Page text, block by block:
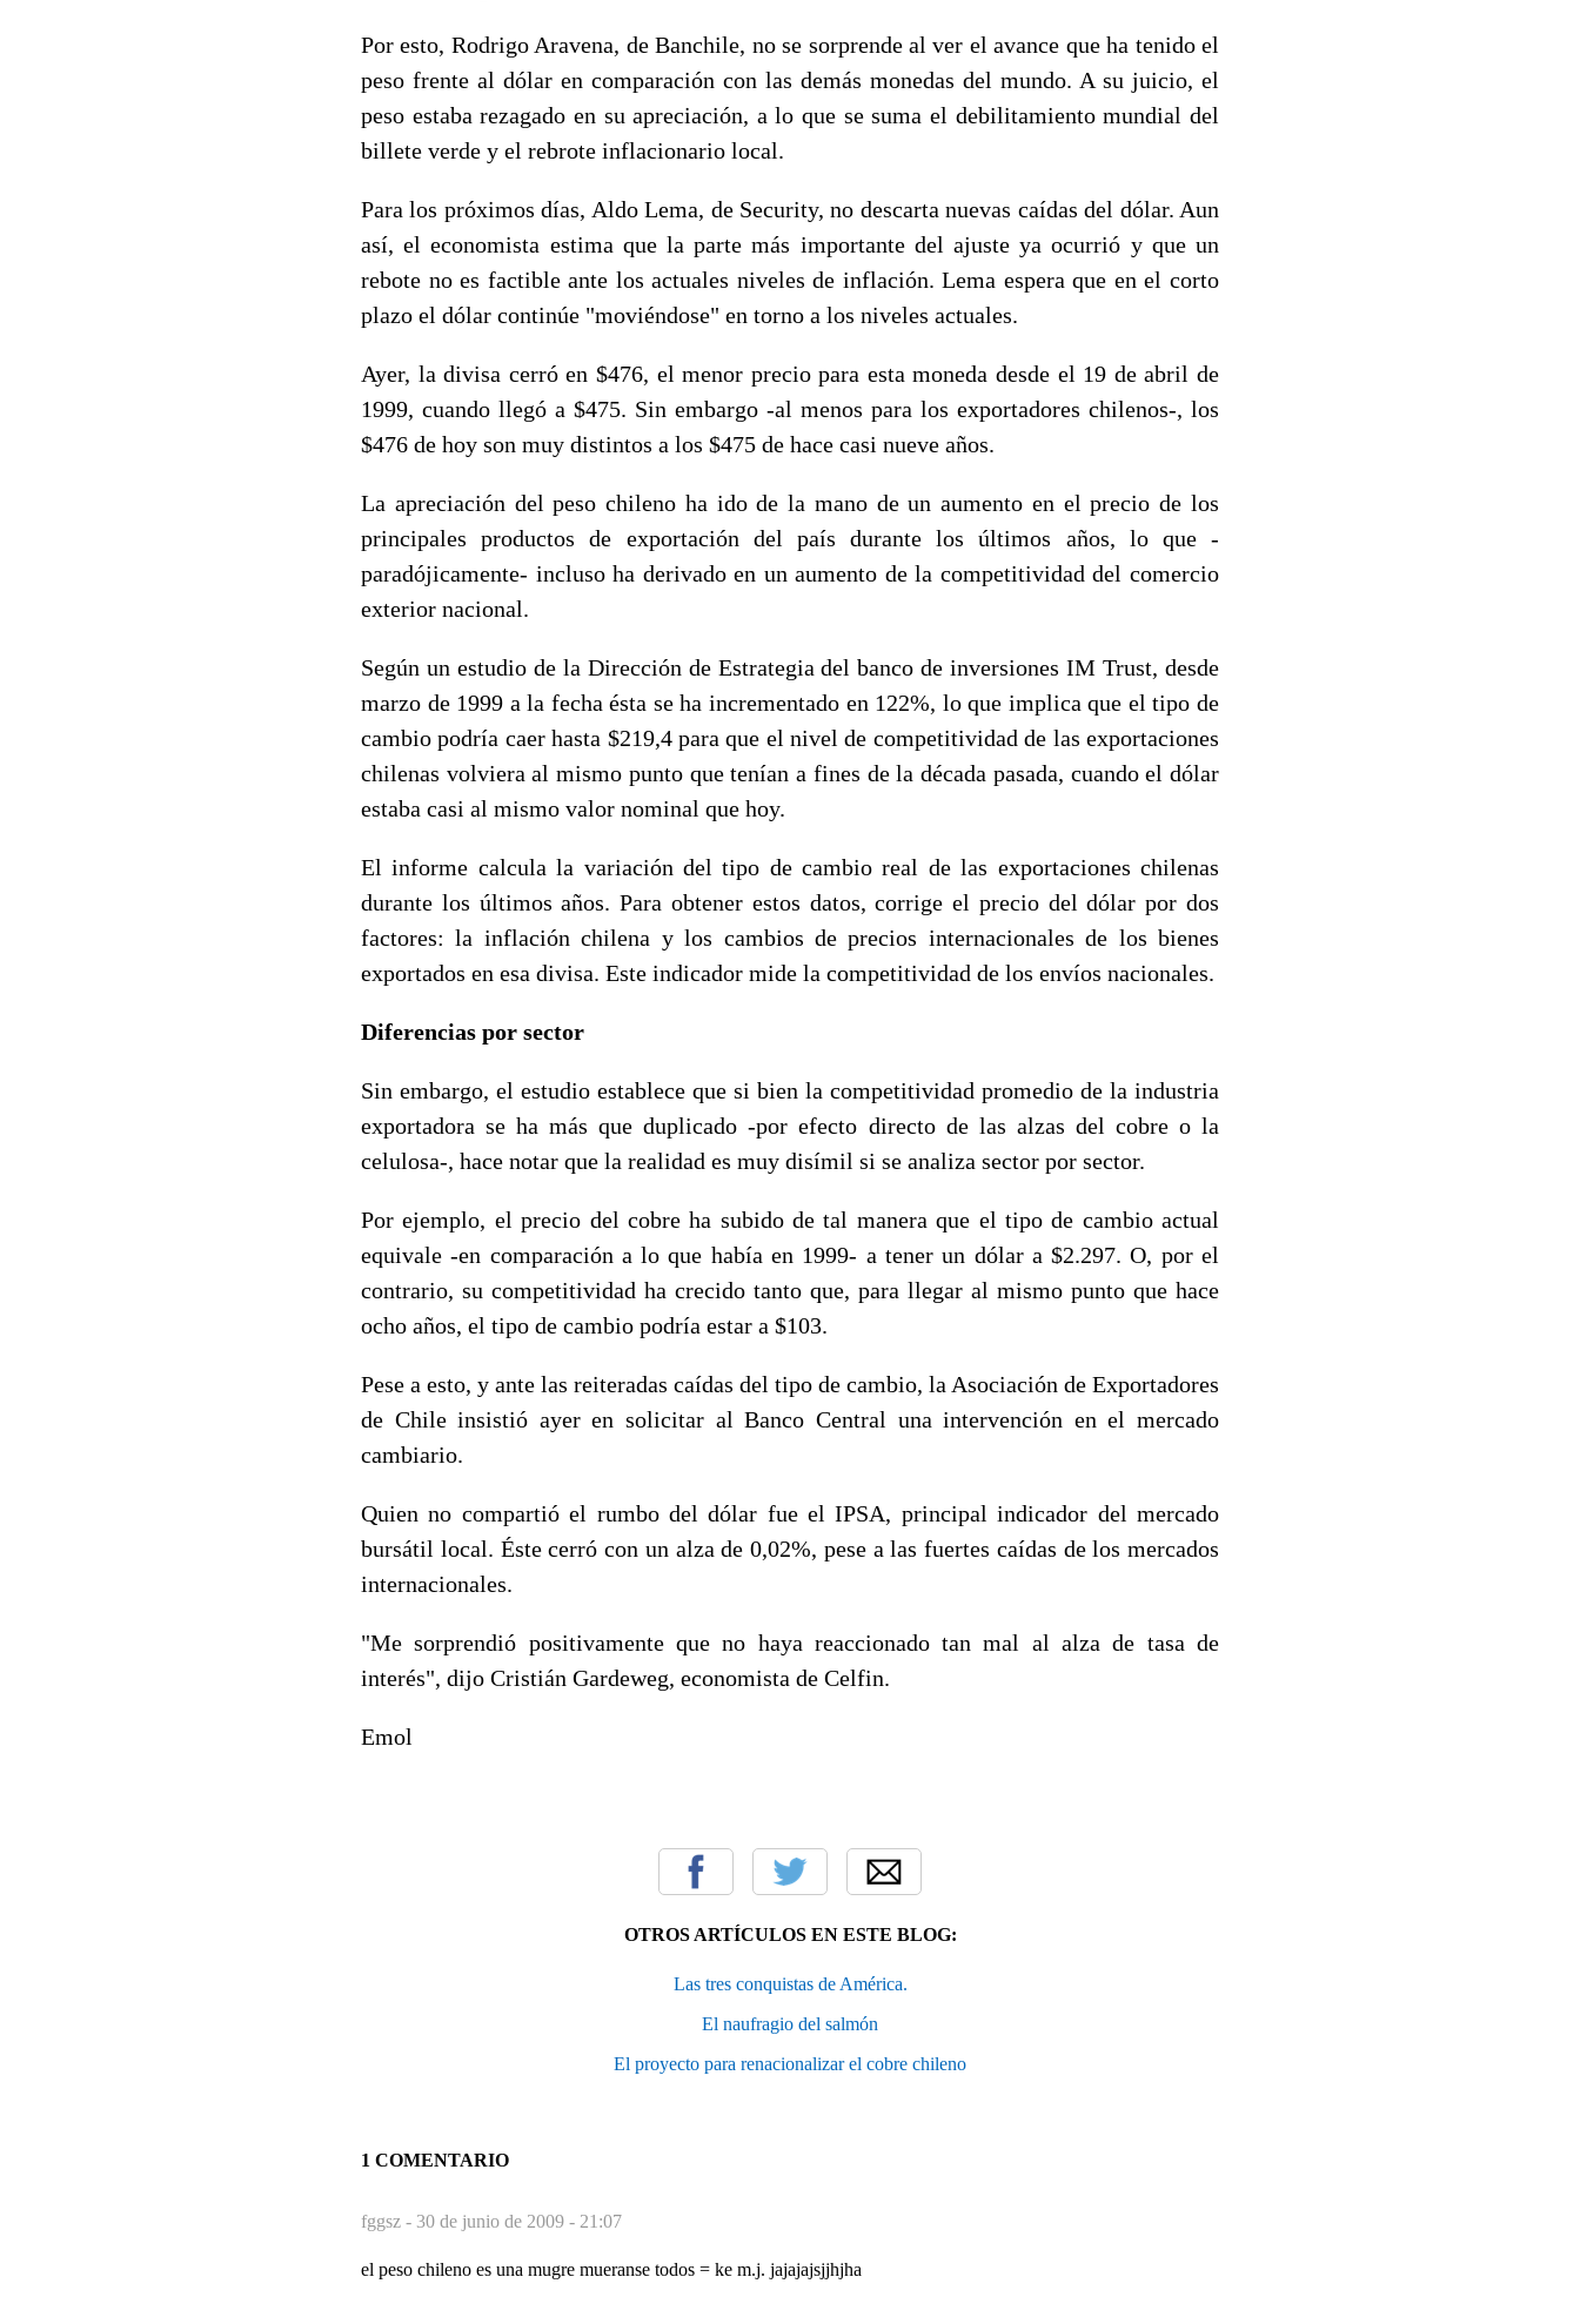
Por esto, Rodrigo Aravena, de Banchile, no se sorprende al ver el avance que ha tenido el
peso frente al dólar en comparación con las demás monedas del mundo. A su juicio, el
peso estaba rezagado en su apreciación, a lo que se suma el debilitamiento mundial del
billete verde y el rebrote inflacionario local.
Para los próximos días, Aldo Lema, de Security, no descarta nuevas caídas del dólar. Aun
así, el economista estima que la parte más importante del ajuste ya ocurrió y que un
rebote no es factible ante los actuales niveles de inflación. Lema espera que en el corto
plazo el dólar continúe "moviéndose" en torno a los niveles actuales.
Ayer, la divisa cerró en $476, el menor precio para esta moneda desde el 19 de abril de
1999, cuando llegó a $475. Sin embargo -al menos para los exportadores chilenos-, los
$476 de hoy son muy distintos a los $475 de hace casi nueve años.
La apreciación del peso chileno ha ido de la mano de un aumento en el precio de los
principales productos de exportación del país durante los últimos años, lo que -
paradójicamente- incluso ha derivado en un aumento de la competitividad del comercio
exterior nacional.
Según un estudio de la Dirección de Estrategia del banco de inversiones IM Trust, desde
marzo de 1999 a la fecha ésta se ha incrementado en 122%, lo que implica que el tipo de
cambio podría caer hasta $219,4 para que el nivel de competitividad de las exportaciones
chilenas volviera al mismo punto que tenían a fines de la década pasada, cuando el dólar
estaba casi al mismo valor nominal que hoy.
El informe calcula la variación del tipo de cambio real de las exportaciones chilenas
durante los últimos años. Para obtener estos datos, corrige el precio del dólar por dos
factores: la inflación chilena y los cambios de precios internacionales de los bienes
exportados en esa divisa. Este indicador mide la competitividad de los envíos nacionales.
Diferencias por sector
Sin embargo, el estudio establece que si bien la competitividad promedio de la industria
exportadora se ha más que duplicado -por efecto directo de las alzas del cobre o la
celulosa-, hace notar que la realidad es muy disímil si se analiza sector por sector.
Por ejemplo, el precio del cobre ha subido de tal manera que el tipo de cambio actual
equivale -en comparación a lo que había en 1999- a tener un dólar a $2.297. O, por el
contrario, su competitividad ha crecido tanto que, para llegar al mismo punto que hace
ocho años, el tipo de cambio podría estar a $103.
Pese a esto, y ante las reiteradas caídas del tipo de cambio, la Asociación de Exportadores
de Chile insistió ayer en solicitar al Banco Central una intervención en el mercado
cambiario.
Quien no compartió el rumbo del dólar fue el IPSA, principal indicador del mercado
bursátil local. Éste cerró con un alza de 0,02%, pese a las fuertes caídas de los mercados
internacionales.
"Me sorprendió positivamente que no haya reaccionado tan mal al alza de tasa de
interés", dijo Cristián Gardeweg, economista de Celfin.
Emol
OTROS ARTÍCULOS EN ESTE BLOG:
Las tres conquistas de América.
El naufragio del salmón
El proyecto para renacionalizar el cobre chileno
1 COMENTARIO
fggsz - 30 de junio de 2009 - 21:07
el peso chileno es una mugre mueranse todos = ke m.j. jajajajsjjhjha